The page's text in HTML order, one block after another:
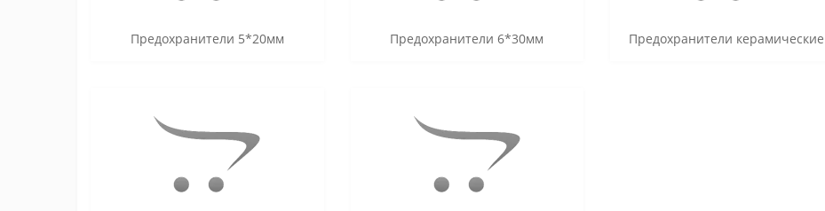
Предохранители 5*20мм Предохранители 6*30мм Предохранители керамические